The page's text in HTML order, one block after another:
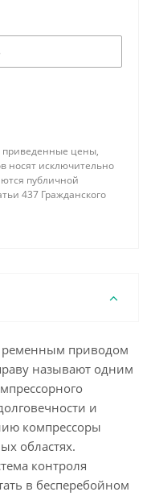
активно
позволяет им
режиме.
цены,
носят исключительно
публичной
437 Гражданского
ременным приводом
называют одним
и
компрессоры
областях.
контроля
в бесперебойном